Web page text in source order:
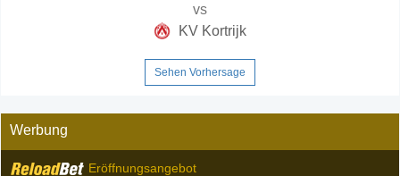
vs
KV Kortrijk
Sehen Vorhersage
Werbung
Eröffnungsangebot